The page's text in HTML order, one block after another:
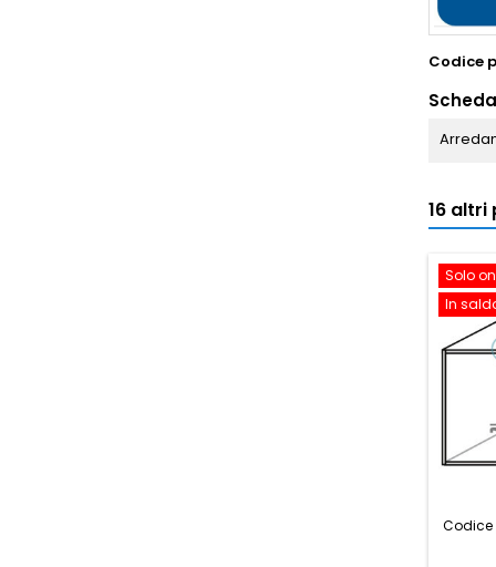
Codice
16
Solo
In
Codice